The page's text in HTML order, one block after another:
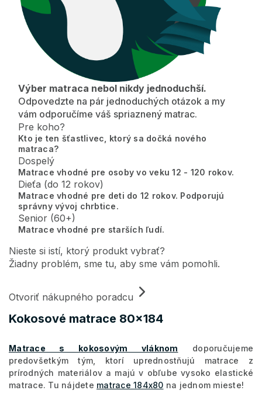
Kokosové matrace 80x184
Výber matraca nebol nikdy jednoduchší.
Odpovedzte na pár jednoduchých otázok a my
vám odporučíme váš spriaznený matrac.
Pre koho?
Kto je ten šťastlivec, ktorý sa dočká nového
matraca?
Dospelý
Matrace vhodné pre osoby vo veku 12 - 120 rokov.
Dieťa (do 12 rokov)
Matrace vhodné pre deti do 12 rokov. Podporujú
správny vývoj chrbtice.
Senior (60+)
Matrace vhodné pre starších ľudí.
Nieste si istí, ktorý produkt vybrať?
Žiadny problém, sme tu, aby sme vám pomohli.
Otvoriť nákupného poradcu
Matrace s kokosovým vláknom doporučujeme
predovšetkým tým, ktorí uprednostňujú matrace z
prírodných materiálov a majú v obľube vysoko elastické
matrace. Tu nájdete matrace 184x80 na jednom mieste!